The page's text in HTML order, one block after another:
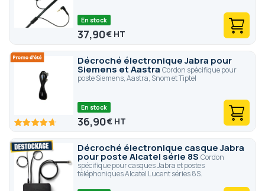
En stock
37,90€
Décroché électronique Jabra pour
Siemens et Aastra Cordon spécifique pour
poste Siemens, Aastra, Snom et Tiptel
93.4100
En stock
36,90€
Décroché électronique casque Jabra
pour poste Alcatel série 8S Cordon
spécifique pour casques Jabra et postes
téléphoniques Alcatel Lucent séries 8S.